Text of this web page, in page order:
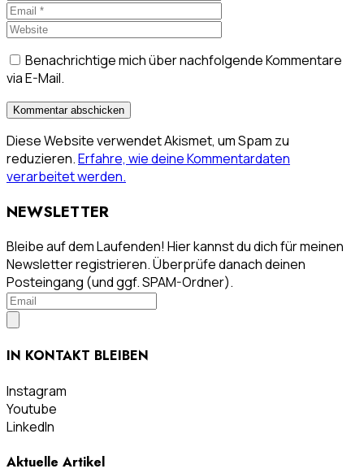
Benachrichtige mich über nachfolgende Kommentare
via E-Mail.
Diese Website verwendet Akismet, um Spam zu
reduzieren.Erfahre, wie deine Kommentardaten
verarbeitet werden.
NEWSLETTER
Bleibe auf dem Laufenden! Hier kannst du dich für meinen
Newsletter registrieren. Überprüfe danach deinen
Posteingang (und ggf. SPAM-Ordner).
IN KONTAKT BLEIBEN
Instagram
Youtube
LinkedIn
Aktuelle Artikel